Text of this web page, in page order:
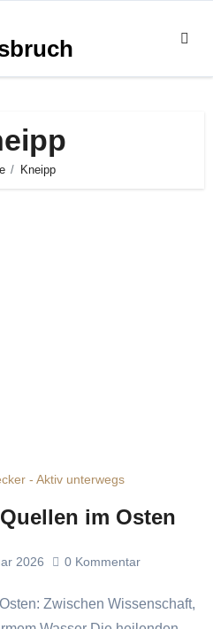
Kneipp
- Aktiv unterwegs
im Osten
2026 0 Kommentar